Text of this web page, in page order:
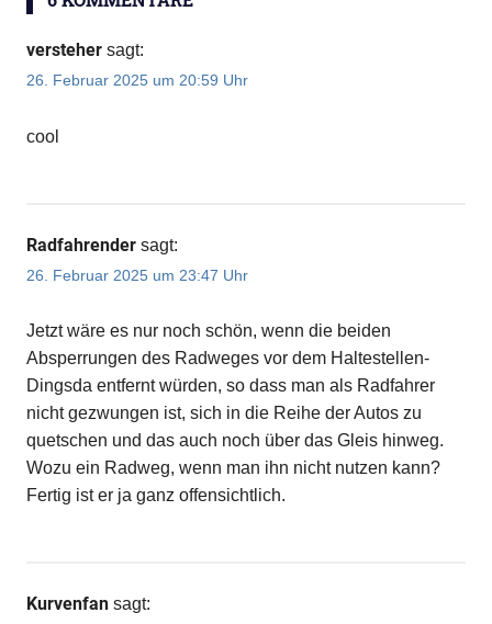
versteher sagt:
26. Februar 2025 um 20:59 Uhr
cool
Radfahrender sagt:
26. Februar 2025 um 23:47 Uhr
Jetzt wäre es nur noch schön, wenn die beiden
Absperrungen des Radweges vor dem Haltestellen-
Dingsda entfernt würden, so dass man als Radfahrer
nicht gezwungen ist, sich in die Reihe der Autos zu
quetschen und das auch noch über das Gleis hinweg.
Wozu ein Radweg, wenn man ihn nicht nutzen kann?
Fertig ist er ja ganz offensichtlich.
Kurvenfan sagt: